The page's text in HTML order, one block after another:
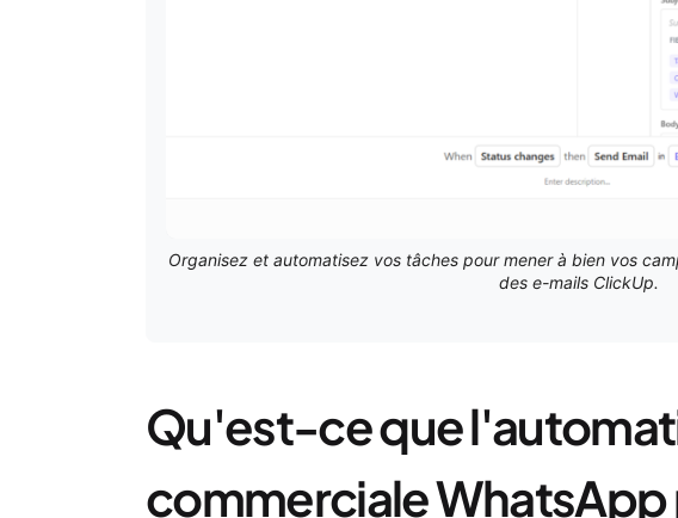
Organisez et automatisez vos tâches pour mener à bien vos
des e-mails ClickUp.
Qu'est-ce que
commerciale WhatsApp